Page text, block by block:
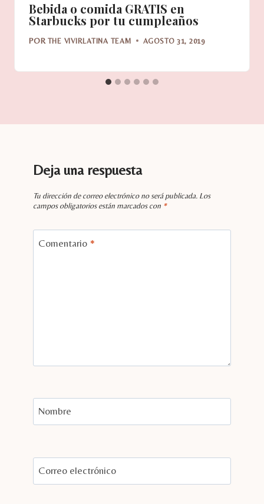
Bebida o comida GRATIS en
Starbucks por tu cumpleaños
POR THE VIVIRLATINA TEAM AGOSTO 31, 2019
Deja una respuesta
Tu dirección de correo electrónico no será publicada. Los
campos obligatorios están marcados con *
Comentario *
Nombre
Correo electrónico